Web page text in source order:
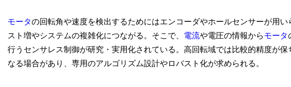
モータの回転角や速度を検出するためにはエンコーダやホールセンサーが用
スト増やシステムの複雑化につながる。そこで、 電流や電圧の情報からモータ
行うセンサレス制御が研究・実用化されている。高回転域では比較的精度が
なる場合があり、専用のアルゴリズム設計やロバスト化が求められる。